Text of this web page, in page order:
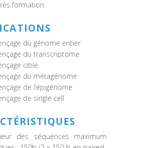
formation.
du génome entier
du transcriptome
ciblé
du métagénome
de l’épigénome
de single cell
des séquences maximum